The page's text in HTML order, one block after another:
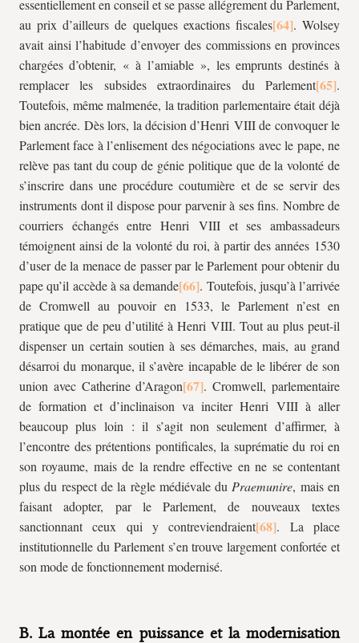
essentiellement en conseil et se passe allégrement du Parlement,
au prix d’ailleurs de quelques exactions fiscales
. Wolsey
avait ainsi l’habitude d’envoyer des commissions en provinces
chargées d’obtenir, « à l’amiable », les emprunts destinés à
remplacer les subsides extraordinaires du Parlement
.
Toutefois, même malmenée, la tradition parlementaire était déjà
bien ancrée. Dès lors, la décision d’Henri VIII de convoquer le
Parlement face à l’enlisement des négociations avec le pape, ne
relève pas tant du coup de génie politique que de la volonté de
s’inscrire dans une procédure coutumière et de se servir des
instruments dont il dispose pour parvenir à ses fins. Nombre de
courriers échangés entre Henri VIII et ses ambassadeurs
témoignent ainsi de la volonté du roi, à partir des années 1530
d’user de la menace de passer par le Parlement pour obtenir du
pape qu’il accède à sa demande
. Toutefois, jusqu’à l’arrivée
de Cromwell au pouvoir en 1533, le Parlement n’est en
pratique que de peu d’utilité à Henri VIII. Tout au plus peut-il
dispenser un certain soutien à ses démarches, mais, au grand
désarroi du monarque, il s’avère incapable de le libérer de son
union avec Catherine d’Aragon
. Cromwell, parlementaire
de formation et d’inclinaison va inciter Henri VIII à aller
beaucoup plus loin : il s’agit non seulement d’affirmer, à
l’encontre des prétentions pontificales, la suprématie du roi en
son royaume, mais de la rendre effective en ne se contentant
plus du respect de la règle médiévale du Praemunire, mais en
faisant adopter, par le Parlement, de nouveaux textes
sanctionnant ceux qui y contreviendraient
. La place
institutionnelle du Parlement s’en trouve largement confortée et
son mode de fonctionnement modernisé.
B. La montée en puissance et la modernisation